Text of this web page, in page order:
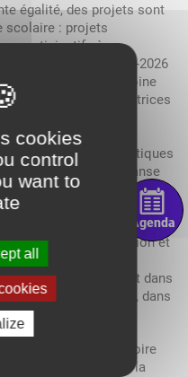
Agenda
égalité, des projets sont
scolaire : projets
participatifs à
Pour l’année 2025-2026
notamment : matrimoine
le TNP ; les compositrices
et
autour des
des disciplines artistiques
le genre dans la danse
à Paris VIII)…
de l’année 2024-2025
forme de discrimination et
représentatifs des
Le protocole prévoit dans
parmi les élèves, dans
les pairs.
le conservatoire
des genres, par la
cookies
control
want to
all